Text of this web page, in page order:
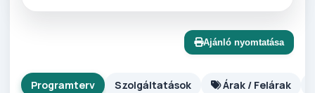
Ajánló nyomtatása
Programterv Szolgáltatások Árak / Felárak